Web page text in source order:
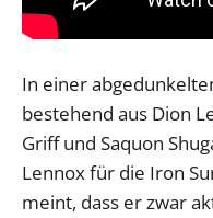
In einer
bestehend aus Dion
Griff und Saquon
Lennox für die Iron
meint, dass er zwar